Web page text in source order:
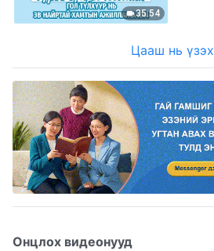
35:54
Цааш нь үзэх
Онцлох видеонууд